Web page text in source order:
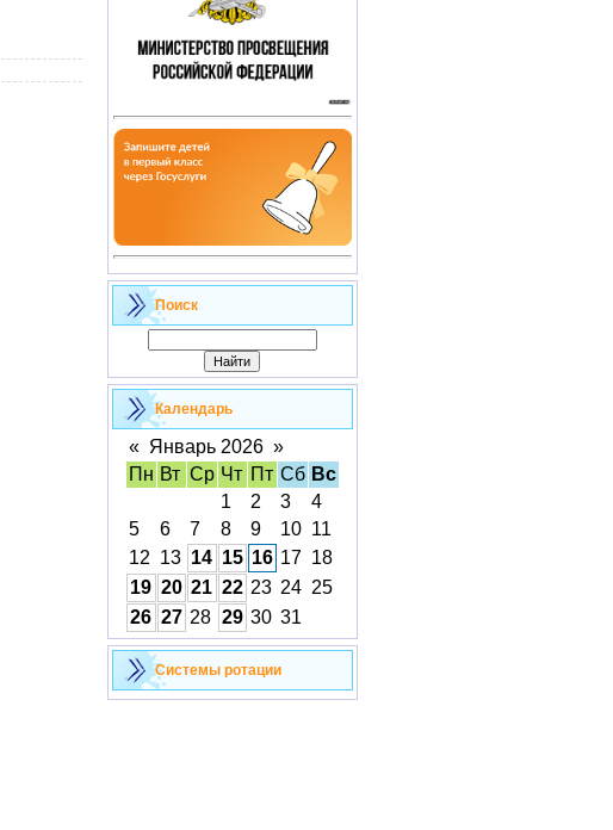
Поиск
Календарь
« Январь 2026 »
Пн Вт Ср Чт Пт Сб Вс
1
2 3
4
5
6 7 8 9 10 11
12 13 14 15 16 17 18
19 20 21 22 23 24 25
26 27 28 29 30 31
Cистемы ротации